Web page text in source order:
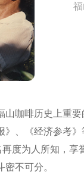
山咖啡历史上重
》、《经济参考
度为人所知，享
不可分。